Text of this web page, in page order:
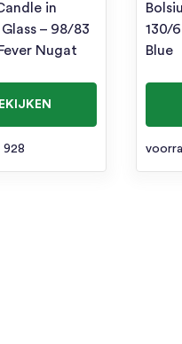
in
– 98/83
Nugat
928
130/
Blue